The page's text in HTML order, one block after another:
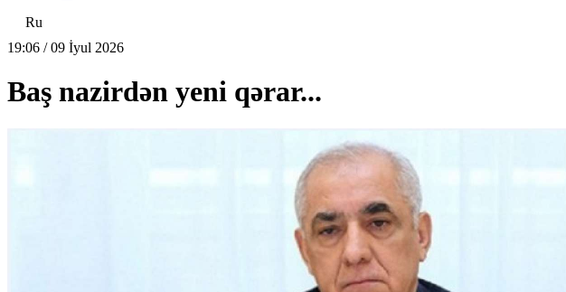
Ru
19:06 / 09 İyul 2026
Baş nazirdən yeni qərar...